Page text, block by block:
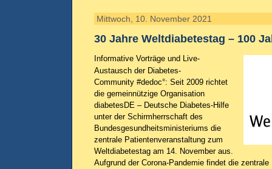
Mittwoch, 10. November 2021
30 Jahre Weltdiabetestag – 100
Informative Vorträge und Live-
Austausch der Diabetes-
Community #dedoc°: Seit 2009 richtet
die gemeinnützige Organisation
diabetesDE – Deutsche Diabetes-Hilfe
unter der Schirmherrschaft des
Bundesgesundheitsministeriums die
zentrale Patientenveranstaltung zum
Weltdiabetestag am 14. November aus.
Aufgrund der Corona-Pandemie findet die